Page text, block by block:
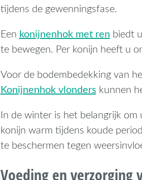
tijdens de gewenningsfase.
Een konijnenhok met ren biedt
te bewegen. Per konijn heeft u
Voor de bodembedekking van
Konijnenhok vlonders kunnen
In de winter is het belangrijk
konijn warm tijdens koude
te beschermen tegen
Voeding en verzorging